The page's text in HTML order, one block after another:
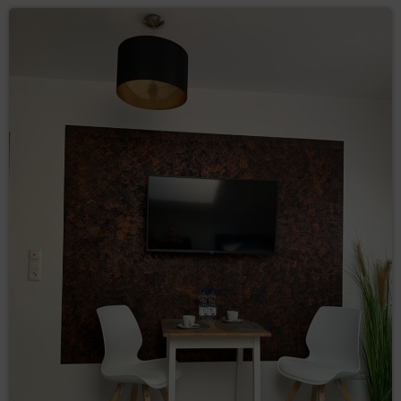
Gości/Użytkowników, Goście/Użytkownicy spodziewają się
otrzymywania treści podobnej zawartości, a nawet tego
oczekują lub jest to ich bezpośrednim celem wizyty na
stronie/stronach Serwisu.
Administrator danych ujawnia dane osobowe Użytkowników
wyłącznie podmiotom przetwarzającym na mocy zawartych
umów powierzenia przetwarzania danych osobowych w
celu realizacji usług na rzecz Administratora danych, np.
hostingu i obsługi Strony, usługi IT, obsługi marketingowej i
Przesyłanie danych osobowych do państw trzecich
Dane osobowe nie będą przetwarzane w państwach
trzecich.
Prawa osób, których dane dotyczą
Każda osoba, której dane dotyczą, ma prawo:
dostępu (art. 15 RODO)
– uzyskania od
Administratora danych potwierdzenia, czy
przetwarzane są jej dane osobowe. Jeżeli dane
o osobie są przetwarzane, jest ona uprawniona
do uzyskania dostępu do nich oraz uzyskania
następujących informacji: o celach